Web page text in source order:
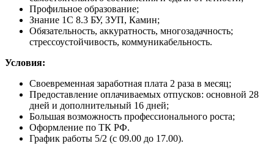
Профильное образование;
Знание 1С 8.3 БУ, ЗУП, Камин;
Обязательность, аккуратность, многозадачность;
стрессоустойчивость, коммуникабельность.
Условия:
Своевременная заработная плата 2 раза в месяц;
Предоставление оплачиваемых отпусков: основной 28
дней и дополнительный 16 дней;
Большая возможность профессионального роста;
Оформление по ТК РФ.
График работы 5/2 (с 09.00 до 17.00).